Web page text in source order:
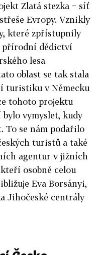
Zlatá stezka − síť
Evropy. Vznikly
které zpřístupnily
dědictví
lesa
oblast se tak stala
turistiku v Německu
tohoto projektu
vymyslet, kudy
To se nám podařilo
turistů a také
agentur v jižních
osobně celou
Eva Borsányi,
Jihočeské centrály